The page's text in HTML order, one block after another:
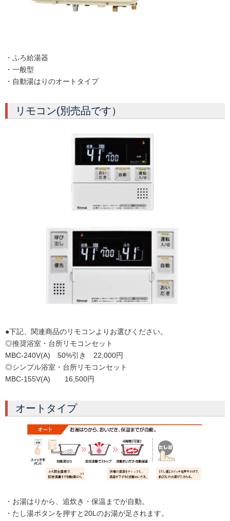
・ふろ給湯器
・一般型
・自動湯はりのオートタイプ
リモコン(別売品です）
●下記、関連商品のリモコンよりお選びください。
◎推奨浴室・台所リモコンセット
MBC-240V(A) 50%引き 22,000円
◎シンプル浴室・台所リモコンセット
MBC-155V(A) 16,500円
オートタイプ
・お湯はりから、追炊き・保温までが自動。
・たし湯ボタンを押すと20Lのお湯が足されます。